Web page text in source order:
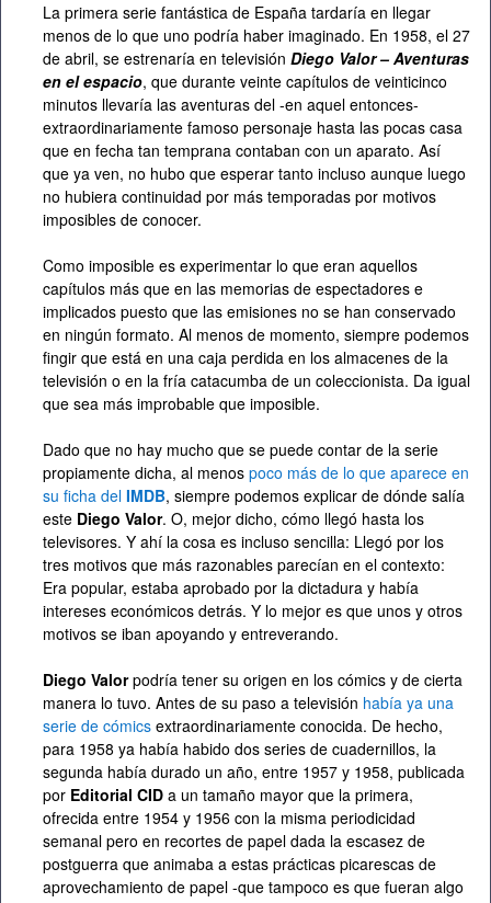
La primera serie fantástica de España tardaría en llegar
menos de lo que uno podría haber imaginado. En 1958, el 27
de abril, se estrenaría en televisión Diego Valor – Aventuras
en el espacio, que durante veinte capítulos de veinticinco
minutos llevaría las aventuras del -en aquel entonces-
extraordinariamente famoso personaje hasta las pocas casa
que en fecha tan temprana contaban con un aparato. Así
que ya ven, no hubo que esperar tanto incluso aunque luego
no hubiera continuidad por más temporadas por motivos
imposibles de conocer.
Como imposible es experimentar lo que eran aquellos
capítulos más que en las memorias de espectadores e
implicados puesto que las emisiones no se han conservado
en ningún formato. Al menos de momento, siempre podemos
fingir que está en una caja perdida en los almacenes de la
televisión o en la fría catacumba de un coleccionista. Da igual
que sea más improbable que imposible.
Dado que no hay mucho que se puede contar de la serie
propiamente dicha, al menos poco más de lo que aparece en
su ficha del IMDB, siempre podemos explicar de dónde salía
este Diego Valor. O, mejor dicho, cómo llegó hasta los
televisores. Y ahí la cosa es incluso sencilla: Llegó por los
tres motivos que más razonables parecían en el contexto:
Era popular, estaba aprobado por la dictadura y había
intereses económicos detrás. Y lo mejor es que unos y otros
motivos se iban apoyando y entreverando.
Diego Valorpodría tener su origen en los cómics y de cierta
manera lo tuvo. Antes de su paso a televisión había ya una
serie de cómics extraordinariamente conocida. De hecho,
para 1958 ya había habido dos series de cuadernillos, la
segunda había durado un año, entre 1957 y 1958, publicada
por Editorial CID a un tamaño mayor que la primera,
ofrecida entre 1954 y 1956 con la misma periodicidad
semanal pero en recortes de papel dada la escasez de
postguerra que animaba a estas prácticas picarescas de
aprovechamiento de papel -que tampoco es que fueran algo